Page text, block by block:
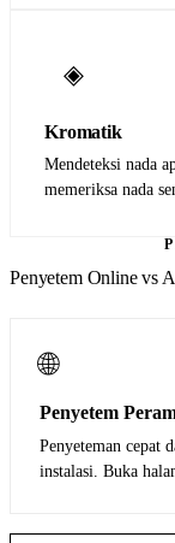
◈
Kromatik
Mendeteksi nada
memeriksa nada
Penyetem Online vs
🌐
Penyetem
Penyeteman cepat
instalasi. Buka